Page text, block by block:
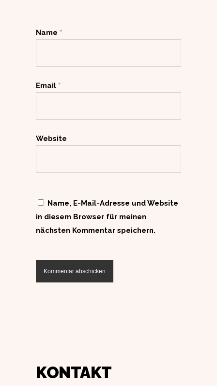
Name *
Email *
Website
Name, E-Mail-Adresse und Website
in diesem Browser für meinen
nächsten Kommentar speichern.
KONTAKT